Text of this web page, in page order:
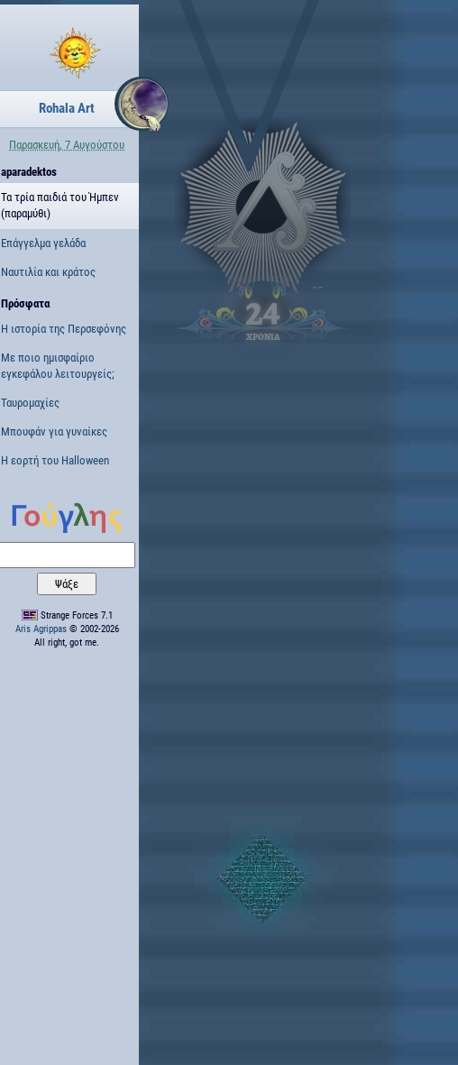
Rohala Art
Παρασκευή, 7 Αυγούστου
aparadektos
Τα τρία παιδιά του Ήμπεν
(παραμύθι)
Επάγγελμα γελάδα
Ναυτιλία και κράτος
Πρόσφατα
Η ιστορία της Περσεφόνης
Με ποιο ημισφαίριο
εγκεφάλου λειτουργείς;
Ταυρομαχίες
Μπουφάν για γυναίκες
Η εορτή του Halloween
Strange Forces 7.1
Aris Agrippas© 2002-2026
All right, got me.
24
ΧΡΟΝΙΑ